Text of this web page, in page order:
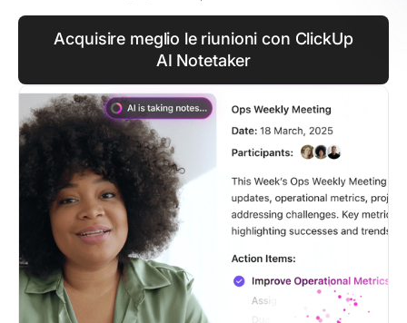
Acquisire meglio le riunioni con ClickUp
AI Notetaker